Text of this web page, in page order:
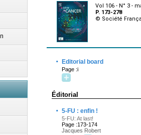
Vol 106 - N° 3 -
P. 173-278
© Société
· Editorial board
Page :i
Éditorial
· 5-FU : enfin !
5-FU: At last!
Page :173-174
Jacques Robert